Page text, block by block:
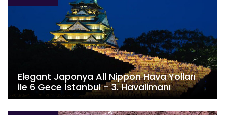
Elegant Japonya All Nippon Hava Yolları
ile 6 Gece İstanbul - 3. Havalimanı